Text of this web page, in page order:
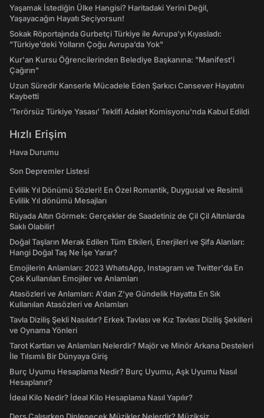
Yaşamak İstediğin Ülke Hangisi? Haritadaki Yerini Değil,
Yaşayacağın Hayatı Seçiyorsun!
Sokak Röportajında Gurbetçi Türkiye ile Avrupa'yı Kıyasladı:
"Türkiye’deki Yolların Çoğu Avrupa’da Yok"
Kur'an Kursu Öğrencilerinden Belediye Başkanına: "Manifest’i
Çağırın"
Uzun Süredir Kanserle Mücadele Eden Şarkıcı Cansever Hayatını
Kaybetti
‘Terörsüz Türkiye Yasası’ Teklifi Adalet Komisyonu'nda Kabul Edildi
Hızlı Erişim
Hava Durumu
Son Depremler Listesi
Evlilik Yıl Dönümü Sözleri! En Özel Romantik, Duygusal ve Resimli
Evlilik Yıl dönümü Mesajları
Rüyada Altın Görmek: Gerçekler de Saadetiniz de Çil Çil Altınlarda
Saklı Olabilir!
Doğal Taşların Merak Edilen Tüm Etkileri, Enerjileri ve Şifa Alanları:
Hangi Doğal Taş Ne İşe Yarar?
Emojilerin Anlamları: 2023 WhatsApp, Instagram ve Twitter'da En
Çok Kullanılan Emojiler ve Anlamları
Atasözleri ve Anlamları: A'dan Z'ye Gündelik Hayatta En Sık
Kullanılan Atasözleri ve Anlamları
Tavla Diziliş Şekli Nasıldır? Erkek Tavlası ve Kız Tavlası Diziliş Şekilleri
ve Oynama Yönleri
Tarot Kartları ve Anlamları Nelerdir? Majör ve Minör Arkana Desteleri
İle Tılsımlı Bir Dünyaya Giriş
Burç Uyumu Hesaplama Nedir? Burç Uyumu, Aşk Uyumu Nasıl
Hesaplanır?
İdeal Kilo Nedir? İdeal Kilo Hesaplama Nasıl Yapılır?